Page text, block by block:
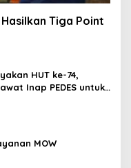
Tiga Point
HUT ke-74,
Inap PEDES untuk
Kesehatan
MOW